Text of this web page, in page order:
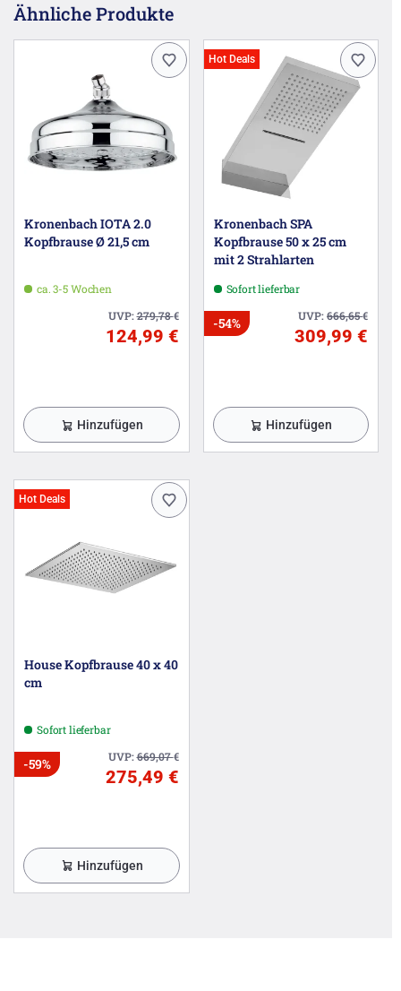
Ähnliche Produkte
Kronenbach IOTA 2.0
Kopfbrause Ø 21,5 cm
ca. 3-5 Wochen
UVP:279,78€
124,99 €
Hinzufügen
Hot Deals
Kronenbach SPA
Kopfbrause 50 x 25 cm
mit 2 Strahlarten
Sofort lieferbar
UVP:666,65€
-54%
309,99 €
Hinzufügen
Hot Deals
House Kopfbrause 40 x 40
cm
Sofort lieferbar
UVP:669,07€
-59%
275,49 €
Hinzufügen